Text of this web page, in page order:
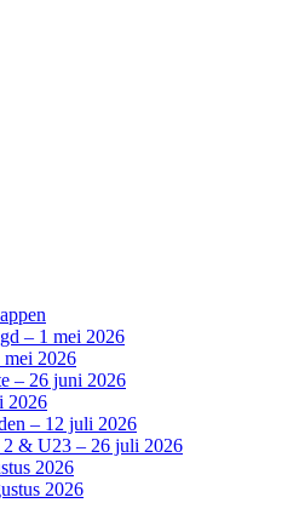
– 1 mei 2026
2026
– 26 juni 2026
2026
– 12 juli 2026
& U23 – 26 juli 2026
2026
2026